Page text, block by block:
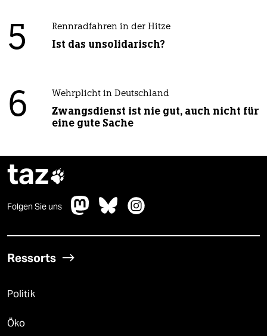
5 Rennradfahren in der Hitze
Ist das unsolidarisch?
6 Wehrplicht in Deutschland
Zwangsdienst ist nie gut, auch nicht für
eine gute Sache
taz
Folgen Sie uns
Ressorts
Politik
Öko